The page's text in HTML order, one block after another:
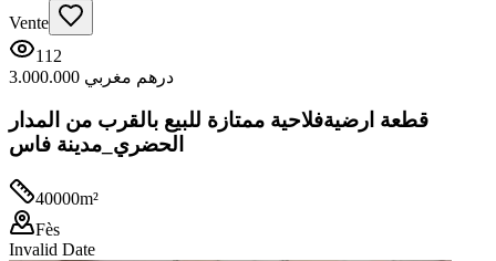
Vente
112
3.000.000 درهم مغربي
قطعة ارضيةفلاحية ممتازة للبيع بالقرب من المدار
الحضري_مدينة فاس
40000m²
Fès
Invalid Date